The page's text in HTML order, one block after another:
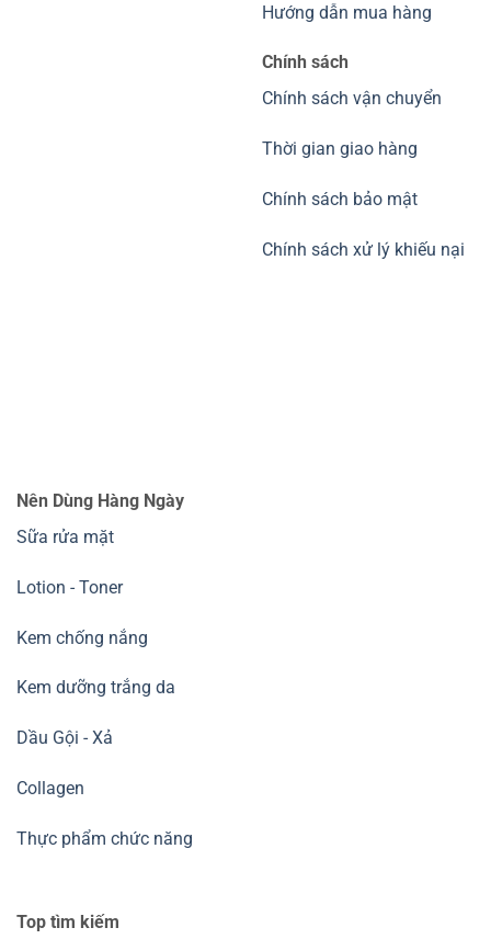
Hướng dẫn mua hàng
Chính sách
Chính sách vận chuyển
Thời gian giao hàng
Chính sách bảo mật
Chính sách xử lý khiếu nại
Nên Dùng Hàng Ngày
Sữa rửa mặt
Lotion - Toner
Kem chống nắng
Kem dưỡng trắng da
Dầu Gội - Xả
Collagen
Thực phẩm chức năng
Top tìm kiếm